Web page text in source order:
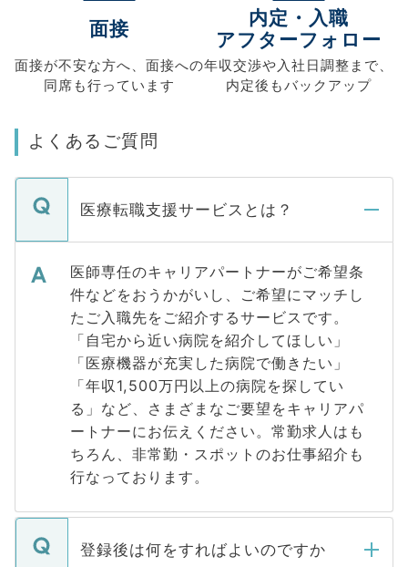
面接
面接が不安な方へ、 面接への
同席も行っています
内定・入職
アフターフォロー
年収交渉や入社日調整まで、
内定後もバックアップ
よくあるご質問
医療転職支援サービスとは？
医師専任のキャリアパートナーがご希望条
件などをおうかがいし、ご希望にマッチし
たご入職先をご紹介するサービスです。
「自宅から近い病院を紹介してほしい」
「医療機器が充実した病院で働きたい」
「年収1,500万円以上の病院を探してい
る」など、さまざまなご要望をキャリアパ
ートナーにお伝えください。常勤求人はも
ちろん、非常勤・スポットのお仕事紹介も
行なっております。
登録後は何をすればよいのですか